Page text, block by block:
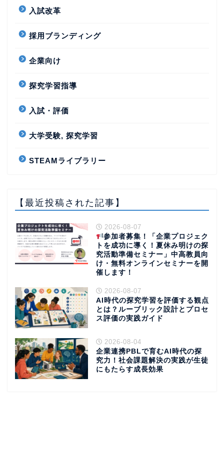
入試改革
採用ブランディング
企業向け
探究学習指導
入試・評価
大学受験, 探究学習
STEAMライブラリー
【最近投稿された記事】
2026-08-07
参加者募集！「企業プロジェク
トを成功に導く！夏休み明けの探
究活動準備セミナー」中高教員向
け・無料オンラインセミナーを開
催します！
2026-08-07
AI時代の探究学習を評価する観点
とは？ルーブリック設計とプロセ
ス評価の実践ガイド
2026-08-04
企業連携PBLで育むAI時代の探
究力！社会課題解決の実践が生徒
にもたらす成長効果